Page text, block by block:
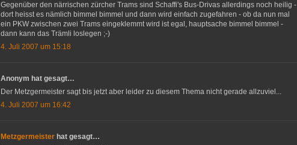
Gegenüber den närrischen zürcher Trams sind Schaffi's Bus-Drivas allerdings noch heilig -
dort heisst es nämlich bimmel bimmel und dann wird einfach zugefahren - ob da nun mal
ein PKW zwischen zwei Trams eingeklemmt wird ist egal, hauptsache bimmel bimmel -
dann kann das Trämli loslegen ;-)
4. Juli 2007 um 15:18
Anonym hat gesagt…
Der Metzgermeister sagt bis jetzt aber leider zu diesem Thema nicht gerade allzuviel...
4. Juli 2007 um 16:42
Metzgermeister hat gesagt…